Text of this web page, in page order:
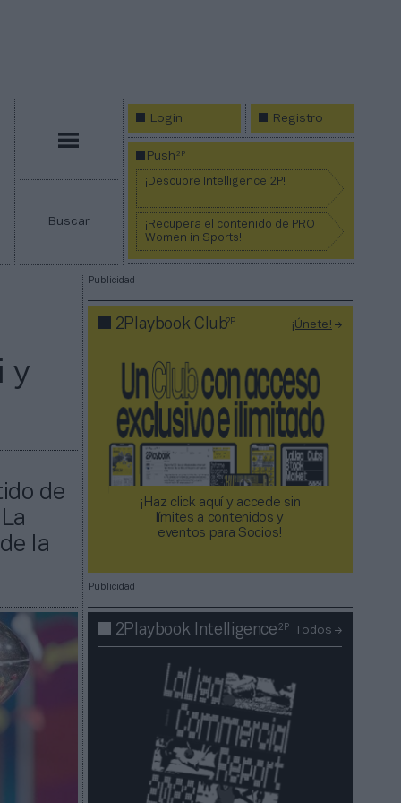
Buscar
Login Registro
Push2P
¡Descubre Intelligence 2P!
¡Recupera el contenido de PRO
Women in Sports!
y
de
la
Publicidad
2Playbook Club2P ¡Únete!
¡Haz click aquí y accede sin
límites a contenidos y
eventos para Socios!​​​​​​​
Publicidad
2Playbook Intelligence2P Todos